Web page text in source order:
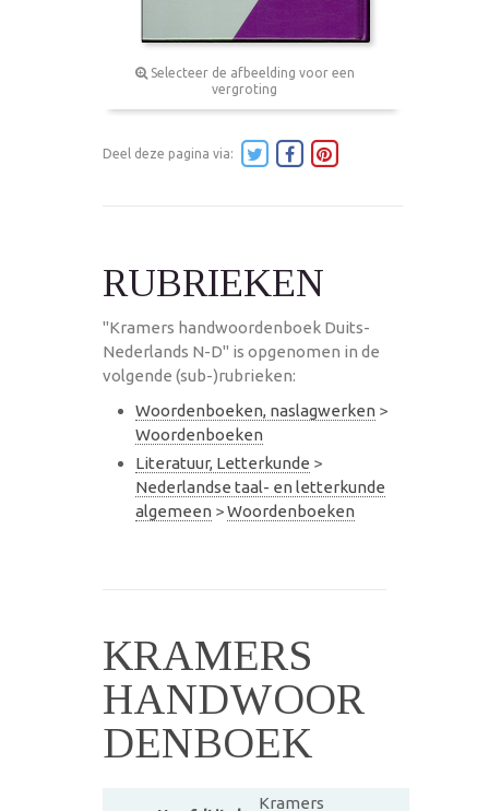
Selecteer de afbeelding voor een
vergroting
Deel deze pagina via:
RUBRIEKEN
"Kramers handwoordenboek Duits-
Nederlands N-D" is opgenomen in de
volgende (sub-)rubrieken:
Woordenboeken, naslagwerken >
Woordenboeken
Literatuur, Letterkunde >
Nederlandse taal- en letterkunde
algemeen >Woordenboeken
KRAMERS
HANDWOOR
DENBOEK
Kramers